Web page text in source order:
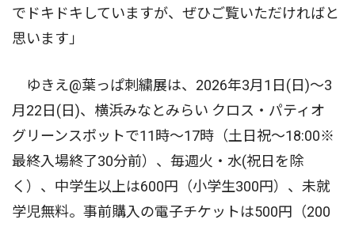
でドキドキしていますが、ぜひご覧いただければと
思います」
ゆきえ@葉っぱ刺繍展は、2026年3月1日(日)〜3
月22日(日)、横浜みなとみらい クロス・パティオ
グリーンスポットで11時〜17時（土日祝〜18:00※
最終入場終了30分前）、毎週火・水(祝日を除
く）、中学生以上は600円（小学生300円）、未就
学児無料。事前購入の電子チケットは500円（200